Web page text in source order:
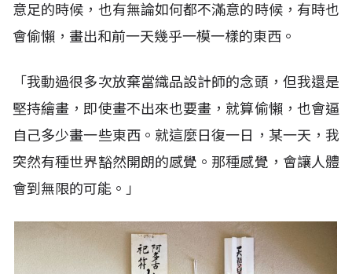
意足的時候，也有無論如何都不滿意的時候，有時也
會偷懶，畫出和前一天幾乎一模一樣的東西。
「我動過很多次放棄當織品設計師的念頭，但我還是
堅持繪畫，即使畫不出來也要畫，就算偷懶，也會逼
自己多少畫一些東西。就這麼日復一日，某一天，我
突然有種世界豁然開朗的感覺。那種感覺，會讓人體
會到無限的可能。」